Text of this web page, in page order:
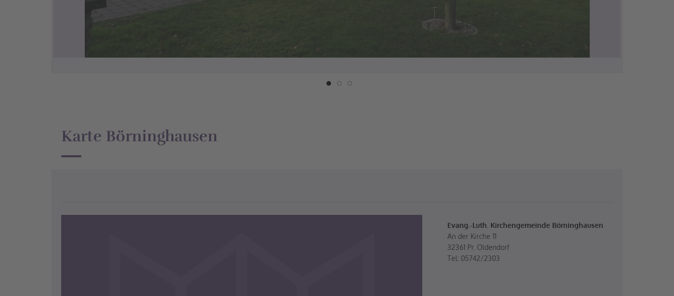
Karte Börninghausen
Evang.-Luth. Kirchengemeinde Börninghausen
An der Kirche 11
32361 Pr. Oldendorf
Tel: 05742/2303